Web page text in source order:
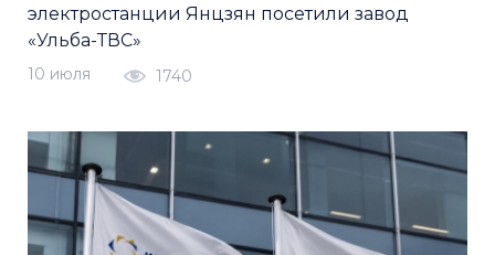
электростанции Янцзян посетили завод
«Ульба-ТВС»
10 июля 1740